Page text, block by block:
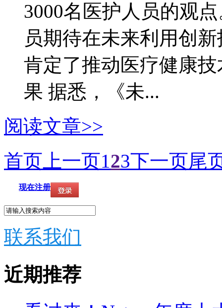
3000名医护人员的观
员期待在未来利用创
肯定了推动医疗健康
果 据悉，《未...
阅读文章>>
首页 上一页123下一页尾
现在注册
联系我们
近期推荐